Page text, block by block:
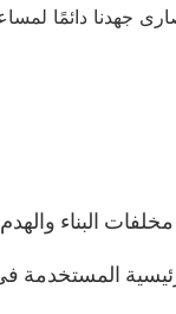
البناء والهدم